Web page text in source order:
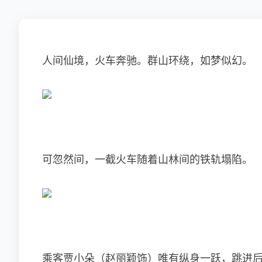
人间仙境，火车奔驰。群山环绕，如梦似幻。
可忽然间，一截火车随着山林间的铁轨塌陷。
乘客贾小朵（赵丽颖饰）唯有纵身一跃，跳进